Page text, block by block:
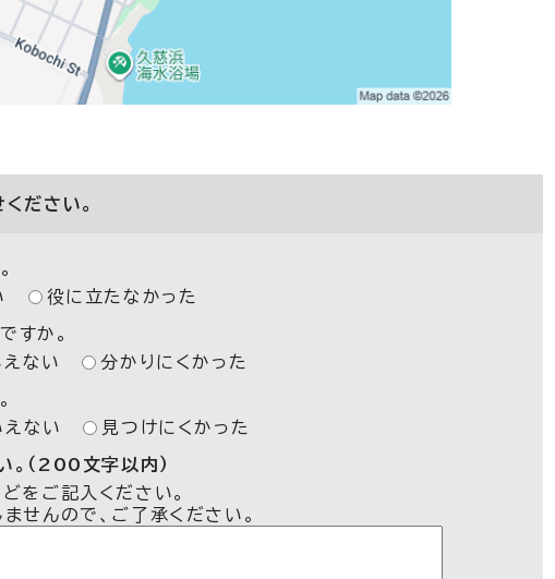
ださい。
役に立たなかった
すか。
ない
分かりにくかった
えない
見つけにくかった
。（200文字以内）
をご記入ください。
せんので、ご了承ください。